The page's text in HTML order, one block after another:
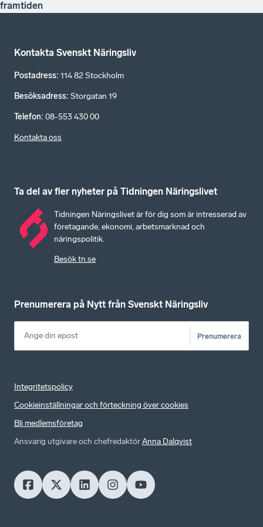
framtiden
Kontakta Svenskt Näringsliv
Postadress: 114 82 Stockholm
Besöksadress: Storgatan 19
Telefon: 08-553 430 00
Kontakta oss
Ta del av fler nyheter på Tidningen Näringslivet
Tidningen Näringslivet är för dig som är intresserad av
företagande, ekonomi, arbetsmarknad och
näringspolitik.
Besök tn.se
Prenumerera på Nytt från Svenskt Näringsliv
Prenumerera
Integritetspolicy
Cookieinställningar och förteckning över cookies
Bli medlemsföretag
Ansvarig utgivare och chefredaktörAnna Dalqvist